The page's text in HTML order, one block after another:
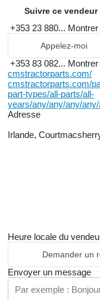
Suivre ce vendeur
+353 23 880... Montrer
Appelez-moi
+353 83 082... Montrer
cmstractorparts.com/
cmstractorparts.com/
part-types/all-parts/all-
years/any/any/any/
Adresse
Irlande,
Heure locale du
Demander un
Envoyer un message